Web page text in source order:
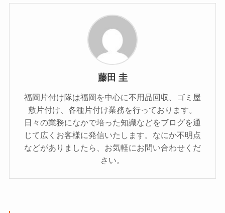
藤田 圭
福岡片付け隊は福岡を中心に不用品回収、ゴミ屋
敷片付け、各種片付け業務を行っております。
日々の業務になかで培った知識などをブログを通
じて広くお客様に発信いたします。なにか不明点
などがありましたら、お気軽にお問い合わせくだ
さい。